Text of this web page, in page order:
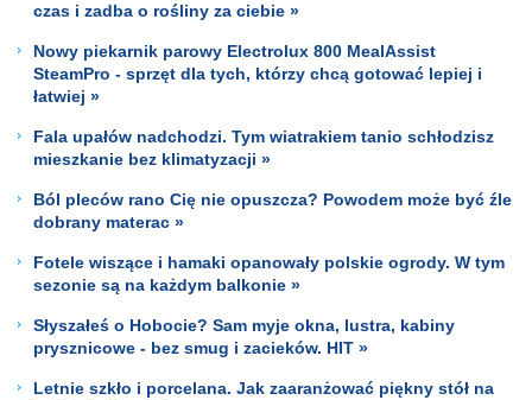
czas i zadba o rośliny za ciebie »
Nowy piekarnik parowy Electrolux 800 MealAssist
SteamPro - sprzęt dla tych, którzy chcą gotować lepiej i
łatwiej »
Fala upałów nadchodzi. Tym wiatrakiem tanio schłodzisz
mieszkanie bez klimatyzacji »
Ból pleców rano Cię nie opuszcza? Powodem może być źle
dobrany materac »
Fotele wiszące i hamaki opanowały polskie ogrody. W tym
sezonie są na każdym balkonie »
Słyszałeś o Hobocie? Sam myje okna, lustra, kabiny
prysznicowe - bez smug i zacieków. HIT »
Letnie szkło i porcelana. Jak zaaranżować piękny stół na